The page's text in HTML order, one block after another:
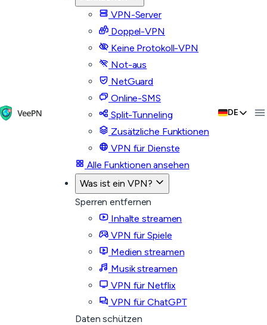
VPN-Server
Doppel-VPN
Keine Protokoll-VPN
Not-aus
NetGuard
Online-SMS
Split-Tunneling
Zusätzliche Funktionen
VPN für Dienste
Alle Funktionen ansehen
Was ist ein VPN?
Sperren entfernen
Inhalte streamen
VPN für Spiele
Medien streamen
Musik streamen
VPN für Netflix
VPN für ChatGPT
Daten schützen
DE